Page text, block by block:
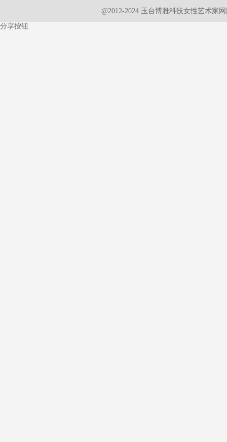
@2012-2024 玉台博雅科技女性艺术家
分享按钮